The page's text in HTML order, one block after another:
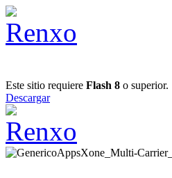
Este sitio requiere Flash 8 o superior.
Descargar